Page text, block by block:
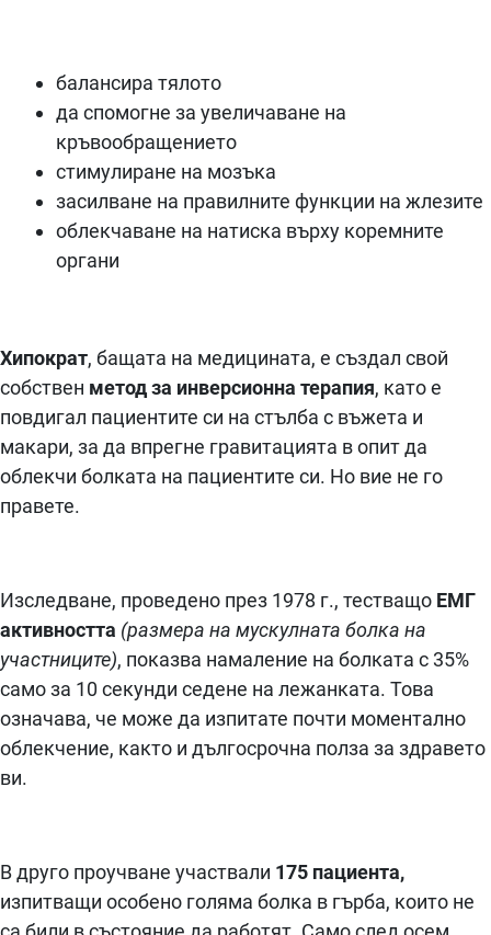
балансира тялото
да спомогне за увеличаване на
кръвообращението
стимулиране на мозъка
засилване на правилните функции на жлезите
облекчаване на натиска върху коремните
органи
Хипократ, бащата на медицината, е създал свой
собствен метод за инверсионна терапия, като е
повдигал пациентите си на стълба с въжета и
макари, за да впрегне гравитацията в опит да
облекчи болката на пациентите си. Но вие не го
правете.
Изследване, проведено през 1978 г., тестващо ЕМГ
активността (размера на мускулната болка на
участниците), показва намаление на болката с 35%
само за 10 секунди седене на лежанката. Това
означава, че може да изпитате почти моментално
облекчение, както и дългосрочна полза за здравето
ви.
В друго проучване участвали 175 пациента,
изпитващи особено голяма болка в гърба, които не